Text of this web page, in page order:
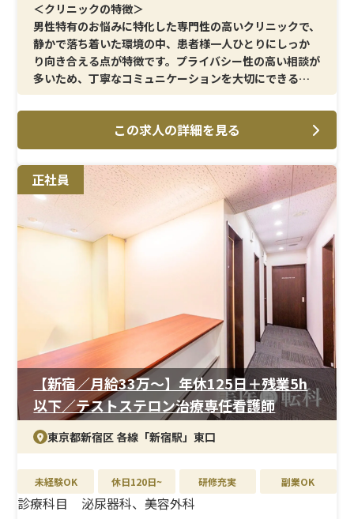
＜クリニックの特徴＞
男性特有のお悩みに特化した専門性の高いクリニックで、
静かで落ち着いた環境の中、患者様一人ひとりにしっか
り向き合える点が特徴です。プライバシー性の高い相談が
多いため、丁寧なコミュニケーションを大切にできる方
に適しています。男性スタッフ中心の体制で、現場に馴染
みやすい環境も魅力です。
＜メイン施術＞
テストステロン治療をメインに、注射・採血・点滴とい
った基本的な処置業務を担当いただきます。外科的な介助
業務はなく、患者様対応と処置に集中できるため、身体
的負担を抑えながら専門領域のスキルを高めていくこと
が可能です。
入職後はOJTを中心に、実務を通して段階的にスキルを
習得できる体制が整っています。泌尿器科や美容分野が未
経験の方でも、基礎からしっかり学べるため安心です。専
門分野に特化した知識を着実に身につけたい方に適して
います。
＜待遇＞
高水準の給与に加え、賞与やインセンティブ制度もあり、
成果がしっかり評価に反映される仕組みです。年間休日
125日以上・残業ほぼなしと、働きやすさも兼ね備えてい
続けられる環境です。
この求人の詳細を見る
正社員
【新宿／月給33万〜】年休125日＋残業5h
以下／テストステロン治療専任看護師
東京都新宿区 各線「新宿駅」東口
未経験OK 休日120日~ 研修充実 副業OK
診療科目
泌尿器科、美容外科